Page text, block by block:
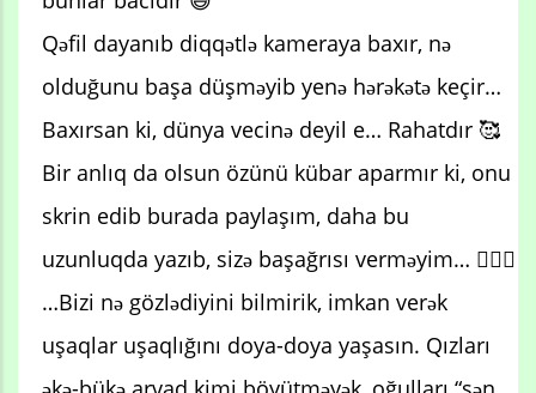
Qəfil dayanıb diqqətlə kameraya baxır, nə
olduğunu başa düşməyib yenə hərəkətə keçir…
Baxırsan ki, dünya vecinə deyil e… Rahatdır 🥰
Bir anlıq da olsun özünü kübar aparmır ki, onu
skrin edib burada paylaşım, daha bu
uzunluqda yazıb, sizə başağrısı verməyim… 🤦🏼‍♀️
…Bizi nə gözlədiyini bilmirik, imkan verək
uşaqlar uşaqlığını doya-doya yaşasın. Qızları